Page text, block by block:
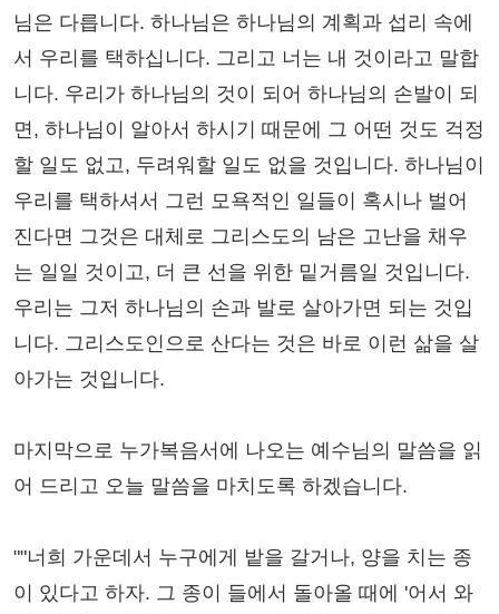
님은 다릅니다. 하나님은 하나님의 계획과 섭리 속에
서 우리를 택하십니다. 그리고 너는 내 것이라고 말합
니다. 우리가 하나님의 것이 되어 하나님의 손발이 되
면, 하나님이 알아서 하시기 때문에 그 어떤 것도 걱정
할 일도 없고, 두려워할 일도 없을 것입니다. 하나님이
우리를 택하셔서 그런 모욕적인 일들이 혹시나 벌어
진다면 그것은 대체로 그리스도의 남은 고난을 채우
는 일일 것이고, 더 큰 선을 위한 밑거름일 것입니다.
우리는 그저 하나님의 손과 발로 살아가면 되는 것입
니다. 그리스도인으로 산다는 것은 바로 이런 삶을 살
아가는 것입니다.
마지막으로 누가복음서에 나오는 예수님의 말씀을 읽
어 드리고 오늘 말씀을 마치도록 하겠습니다.
""너희 가운데서 누구에게 밭을 갈거나, 양을 치는 종
이 있다고 하자. 그 종이 들에서 돌아올 때에 '어서 와